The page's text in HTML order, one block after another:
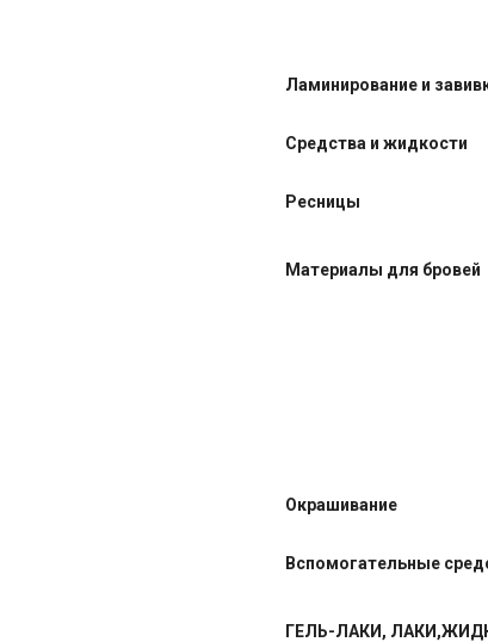
Ламинирование и
Средства и жидкости
Ресницы
Материалы для бровей
Окрашивание
Вспомогательные
ГЕЛЬ-ЛАКИ,